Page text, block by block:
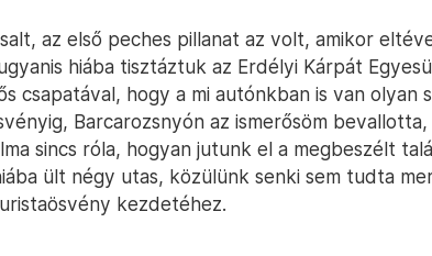
az első peches pillanat az volt, amikor
hiába tisztáztuk az Erdélyi Kárpát
csapatával, hogy a mi autónkban is van olyan
Barcarozsnyón az ismerősöm
sincs róla, hogyan jutunk el a megbeszélt
ült négy utas, közülünk senki sem tudta
kezdetéhez.